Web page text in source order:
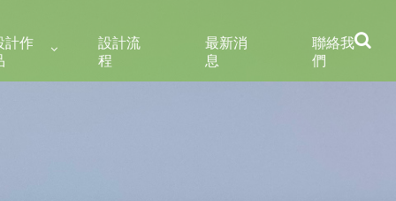
計作
設計流
程
最新消
息
聯絡我
們